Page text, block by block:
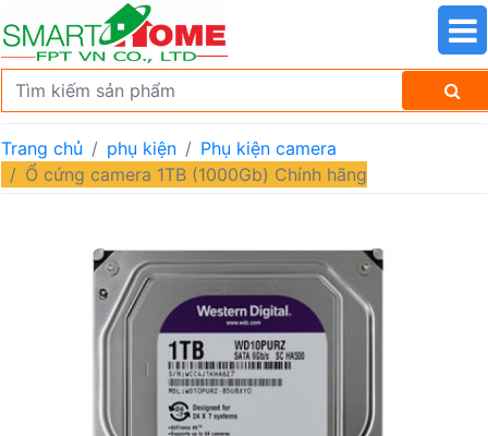
Trang chủ phụ kiện
Phụ kiện camera
Ổ cứng camera 1TB (1000Gb) Chính hãng